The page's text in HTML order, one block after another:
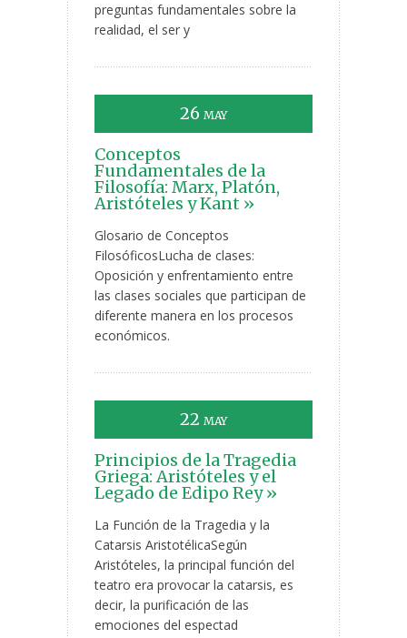
preguntas fundamentales sobre la
realidad, el ser y
26 MAY
Conceptos
Fundamentales de la
Filosofía: Marx, Platón,
Aristóteles y Kant »
Glosario de Conceptos
FilosóficosLucha de clases:
Oposición y enfrentamiento entre
las clases sociales que participan de
diferente manera en los procesos
económicos.
22 MAY
Principios de la Tragedia
Griega: Aristóteles y el
Legado de Edipo Rey »
La Función de la Tragedia y la
Catarsis AristotélicaSegún
Aristóteles, la principal función del
teatro era provocar la catarsis, es
decir, la purificación de las
emociones del espectad